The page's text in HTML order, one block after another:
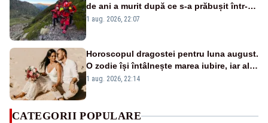
de ani a murit după ce s-a prăbușit într-o
râpă în munții Făgăraș
1 aug. 2026, 22:07
Horoscopul dragostei pentru luna august.
O zodie își întâlnește marea iubire, iar alta
pune capăt unei relații
1 aug. 2026, 22:14
CATEGORII POPULARE